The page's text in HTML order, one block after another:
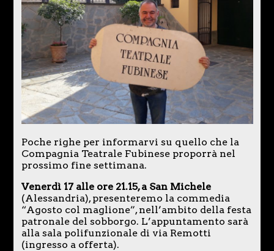
Poche righe per informarvi su quello che la
Compagnia Teatrale Fubinese proporrà nel
prossimo fine settimana.
Venerdì 17 alle ore 21.15, a San Michele
(Alessandria), presenteremo la commedia
“Agosto col maglione”, nell’ambito della festa
patronale del sobborgo. L’appuntamento sarà
alla sala polifunzionale di via Remotti
(ingresso a offerta).